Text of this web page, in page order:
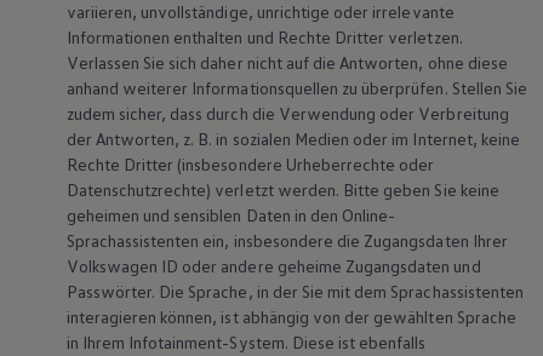
variieren, unvollständige, unrichtige oder irrelevante
Informationen enthalten und Rechte Dritter verletzen.
Verlassen Sie sich daher nicht auf die Antworten, ohne diese
anhand weiterer Informationsquellen zu überprüfen. Stellen Sie
zudem sicher, dass durch die Verwendung oder Verbreitung
der Antworten, z. B. in sozialen Medien oder im Internet, keine
Rechte Dritter (insbesondere Urheberrechte oder
Datenschutzrechte) verletzt werden. Bitte geben Sie keine
geheimen und sensiblen Daten in den Online-
Sprachassistenten ein, insbesondere die Zugangsdaten Ihrer
Volkswagen ID oder andere geheime Zugangsdaten und
Passwörter. Die Sprache, in der Sie mit dem Sprachassistenten
interagieren können, ist abhängig von der gewählten Sprache
in Ihrem Infotainment-System. Diese ist ebenfalls